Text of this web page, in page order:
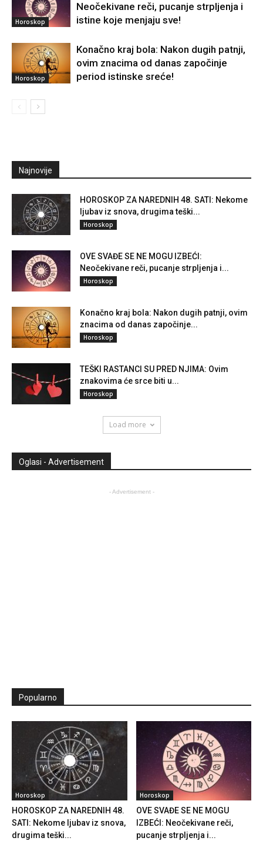
Horoskop
Neočekivane reči, pucanje strpljenja i
istine koje menjaju sve!
Horoskop
Konačno kraj bola: Nakon dugih patnji,
ovim znacima od danas započinje
period istinske sreće!
Najnovije
HOROSKOP ZA NAREDNIH 48. SATI: Nekome
ljubav iz snova, drugima teški...
Horoskop
OVE SVAĐE SE NE MOGU IZBEĆI:
Neočekivane reči, pucanje strpljenja i...
Horoskop
Konačno kraj bola: Nakon dugih patnji, ovim
znacima od danas započinje...
Horoskop
TEŠKI RASTANCI SU PRED NJIMA: Ovim
znakovima će srce biti u...
Horoskop
Load more
Oglasi - Advertisement
- Advertisement -
Popularno
Horoskop
HOROSKOP ZA NAREDNIH 48.
SATI: Nekome ljubav iz snova,
drugima teški...
Horoskop
OVE SVAĐE SE NE MOGU
IZBEĆI: Neočekivane reči,
pucanje strpljenja i...